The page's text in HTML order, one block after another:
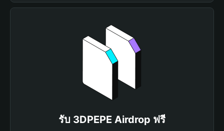
รับ 3DPEPE Airdrop ฟรี